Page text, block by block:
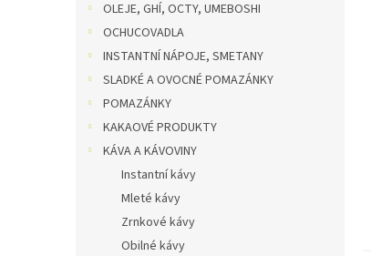
OLEJE, GHÍ, OCTY, UMEBOSHI
OCHUCOVADLA
INSTANTNÍ NÁPOJE, SMETANY
SLADKÉ A OVOCNÉ POMAZÁNKY
POMAZÁNKY
KAKAOVÉ PRODUKTY
KÁVA A KÁVOVINY
Instantní kávy
Mleté kávy
Zrnkové kávy
Obilné kávy